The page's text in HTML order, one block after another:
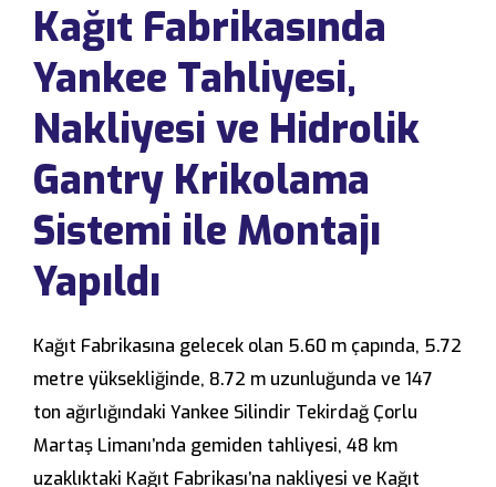
Kağıt Fabrikasında
Yankee Tahliyesi,
Nakliyesi ve Hidrolik
Gantry Krikolama
Sistemi ile Montajı
Yapıldı
Kağıt Fabrikasına gelecek olan 5.60 m çapında, 5.72
metre yüksekliğinde, 8.72 m uzunluğunda ve 147
ton ağırlığındaki Yankee Silindir Tekirdağ Çorlu
Martaş Limanı’nda gemiden tahliyesi, 48 km
uzaklıktaki Kağıt Fabrikası’na nakliyesi ve Kağıt